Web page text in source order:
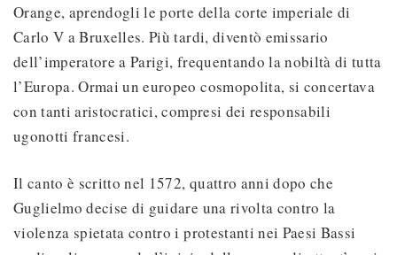
Orange, aprendogli le porte della corte imperiale di
Carlo V a Bruxelles. Più tardi, diventò emissario
dell’imperatore a Parigi, frequentando la nobiltà di tutta
l’Europa. Ormai un europeo cosmopolita, si concertava
con tanti aristocratici, compresi dei responsabili
ugonotti francesi.
Il canto è scritto nel 1572, quattro anni dopo che
Guglielmo decise di guidare una rivolta contro la
violenza spietata contro i protestanti nei Paesi Bassi